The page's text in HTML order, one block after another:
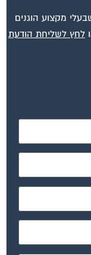
מקצוע הוגנים
לחץ לשליחת הודעת